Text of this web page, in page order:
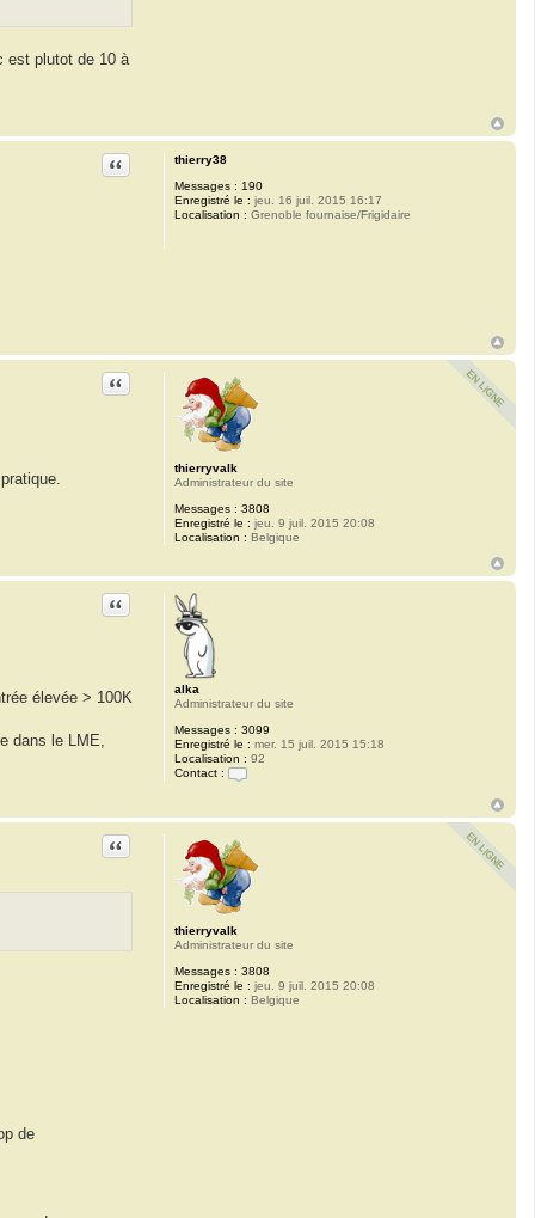
est plutot de 10 à
thierry38
Messages : 190
Enregistré le : jeu. 16 juil. 2015 16:17
Localisation : Grenoble fournaise/Frigidaire
Citation
thierryvalk
Administrateur du site
Messages : 3808
Enregistré le : jeu. 9 juil. 2015 20:08
Localisation : Belgique
Citation
alka
Administrateur du site
Messages : 3099
Enregistré le : mer. 15 juil. 2015 15:18
Localisation : 92
Contact :
n
c
t
e
k
Citation
élevée > 100K
dans le LME,
thierryvalk
Administrateur du site
Messages : 3808
Enregistré le : jeu. 9 juil. 2015 20:08
Localisation : Belgique
Citation
de